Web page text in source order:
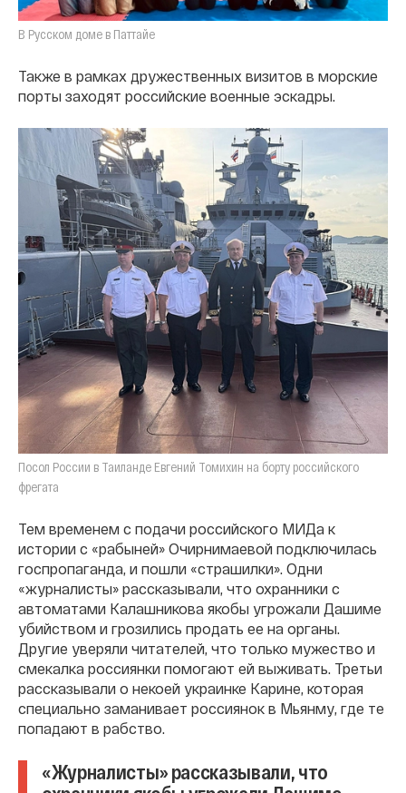
В Русском доме в Паттайе
Также в рамках дружественных визитов в морские
порты заходят российские военные эскадры.
Посол России в Таиланде Евгений Томихин на борту российского
фрегата
Тем временем с подачи российского МИДа к
истории с «рабыней» Очирнимаевой подключилась
госпропаганда, и пошли «страшилки». Одни
«журналисты» рассказывали, что охранники с
автоматами Калашникова якобы угрожали Дашиме
убийством и грозились продать ее на органы.
Другие уверяли читателей, что только мужество и
смекалка россиянки помогают ей выживать. Третьи
рассказывали о некоей украинке Карине, которая
специально заманивает россиянок в Мьянму, где те
попадают в рабство.
«Журналисты» рассказывали, что